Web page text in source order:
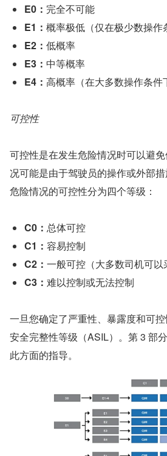
E0： 完全不可能
E1： 概率极低（仅在极少数操作
E2： 低概率
E3： 中等概率
E4： 高概率（在大多数操作条件
可控性
可控性是在发生危险情况时可以避
况可能是由于驾驶员的操作或外部措
危险情况的可控性分为四个等级：
C0： 总体可控
C1： 容易控制
C2： 一般可控（大多数司机可以
C3： 难以控制或无法控制
一旦您确定了严重性、暴露度和可
安全完整性等级（ASIL）。第 3 部
此方面的指导。